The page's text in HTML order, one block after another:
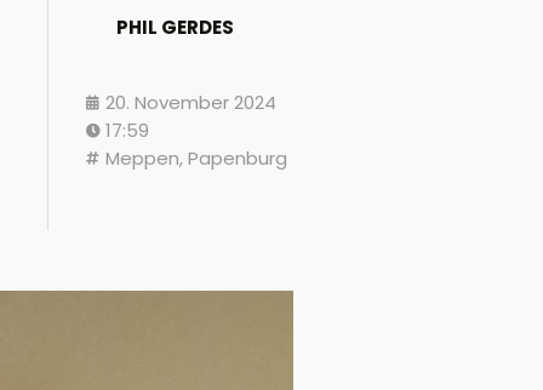
PHIL GERDES
20. November 2024
17:59
Meppen,Papenburg